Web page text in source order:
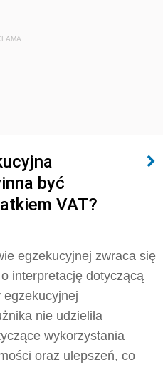
być
VAT?
egzekucyjnej zwraca się
interpretację dotyczącą
nie udzieliła
wykorzystania
oraz ulepszeń, co